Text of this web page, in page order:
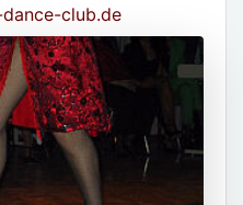
club.de